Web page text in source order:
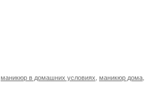
маникюр в домашних условиях маникюр дома